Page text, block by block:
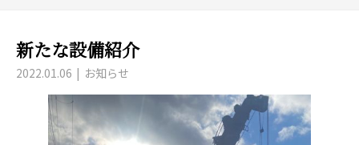
新たな設備紹介
2022.01.06 お知らせ